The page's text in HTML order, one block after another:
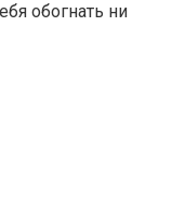
обогнать ни